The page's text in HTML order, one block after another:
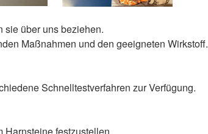
sie über uns beziehen.
Maßnahmen und den geeigneten Wirkstoff.
Schnelltestverfahren zur Verfügung.